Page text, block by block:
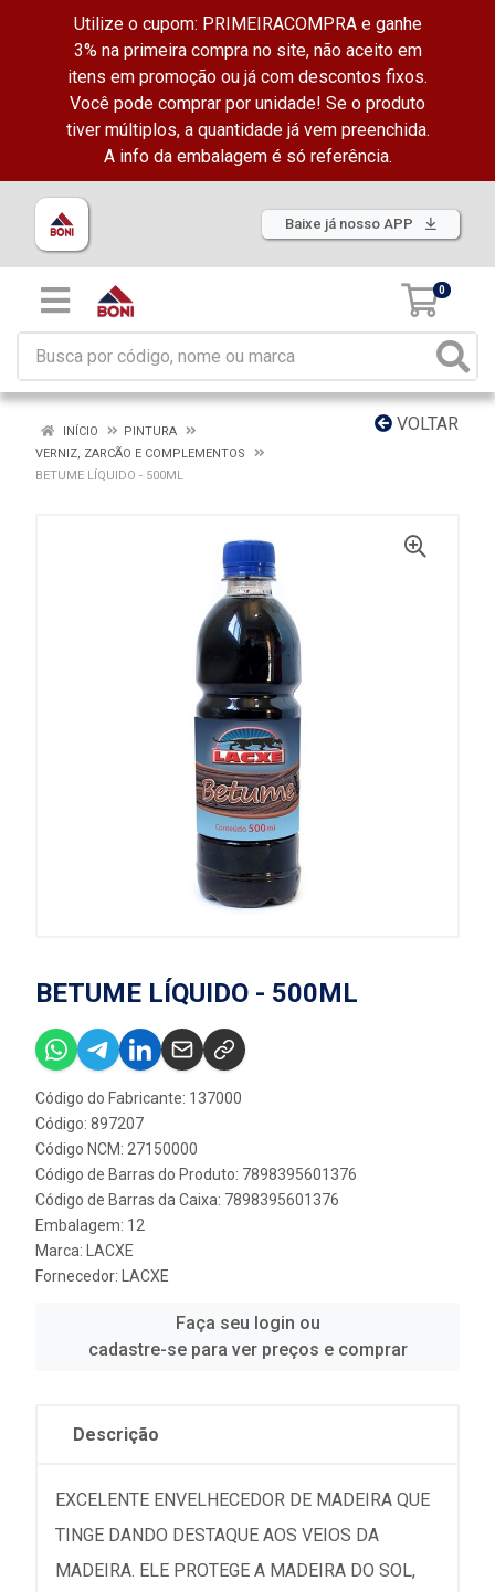
Utilize o cupom: PRIMEIRACOMPRA e ganhe
3% na primeira compra no site, não aceito em
itens em promoção ou já com descontos fixos.
Você pode comprar por unidade! Se o produto
tiver múltiplos, a quantidade já vem preenchida.
A info da embalagem é só referência.
Baixe já nosso APP
0
VOLTAR
INÍCIO
PINTURA
VERNIZ, ZARCÃO E COMPLEMENTOS
BETUME LÍQUIDO - 500ML
BETUME LÍQUIDO - 500ML
Código do Fabricante: 137000
Código: 897207
Código NCM: 27150000
Código de Barras do Produto: 7898395601376
Código de Barras da Caixa: 7898395601376
Embalagem: 12
Marca:
LACXE
Fornecedor:
LACXE
Faça seu login ou
cadastre-se para ver preços e comprar
Descrição
EXCELENTE ENVELHECEDOR DE MADEIRA QUE
TINGE DANDO DESTAQUE AOS VEIOS DA
MADEIRA. ELE PROTEGE A MADEIRA DO SOL,